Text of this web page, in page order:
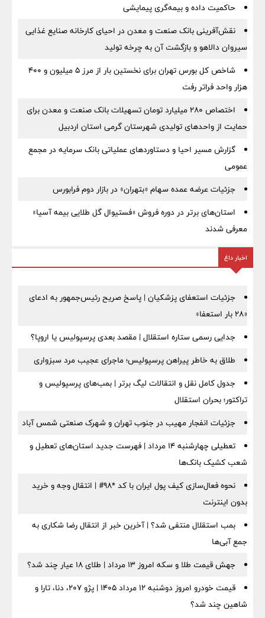
حاکمیت داده و بیمه‌گری پیمایشی
نقش‌آفرینی بانک صنعت و معدن در احیای کارخانه صنایع غذایی
سیروان دالاهو و بازگشت آن به چرخه تولید
شاخص کل بورس تهران برای نخستین بار از مرز ۵ میلیون و ۴۰۰
هزار واحد فراتر رفت
اختصاص ۲۸۰ میلیارد تومان تسهیلات بانک صنعت و معدن برای
حمایت از واحدهای تولیدی شهرستان گرمی استان اردبیل
گزارش مسیر احیا و دستاوردهای عملیاتی بانک سرمایه در مجمع
عمومی
جزئیات عرضه عمده سهام «بتهران» در بازار دوم فرابورس
استان‌های برتر در دوره فروش «فستیوال گل طلایی بیمه آسیا»
معرفی شدند
اخبار داغ
جزئیات استعفای پزشکیان | پاسخ صریح رئیس‌جمهور به ادعای
«۲۸ بار استعفا»
جدایی رسمی ستاره استقلال | مقصد بعدی پرسپولیس یا اروپا؟
طلاق به خاطر پیراهن پرسپولیس؛ ماجرای عجیب مرد سبزواری
جدول کامل نقل و انتقالات لیگ برتر | بمب‌های پرسپولیس و
تراکتور؛ بحران استقلال
جزئیات انفجار مهیب در جنوب تهران و شهرک صنعتی شمس آباد
تعطیلی چهارشنبه ۱۴ مرداد | فهرست جدید استان‌های تعطیل و
شعب کشیک بانک‌ها
نحوه فعال‌سازی کیف پول ایران با کد *98# | انتقال وجه و خرید
بدون اینترنت
بمب استقلال منتفی شد؟ | آخرین خبر از انتقال رضا شکاری به
جمع آبی‌ها
جهش قیمت طلا و سکه امروز ۱۳ مرداد | طلای ۱۸ عیار چند شد؟
قیمت خودرو امروز دوشنبه ۱۲ مرداد ۱۴۰۵ | پژو ۲۰۷، دنا، تارا و
شاهین چند شد؟